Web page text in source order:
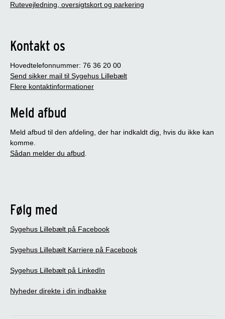
Rutevejledning, oversigtskort og parkering
Kontakt os
Hovedtelefonnummer: 76 36 20 00
Send sikker mail til Sygehus Lillebælt
Flere kontaktinformationer
Meld afbud
Meld afbud til den afdeling, der har indkaldt dig, hvis du ikke kan
komme.
Sådan melder du afbud.
Følg med
Sygehus Lillebælt på Facebook
Sygehus Lillebælt Karriere på Facebook
Sygehus Lillebælt på LinkedIn
Nyheder direkte i din indbakke